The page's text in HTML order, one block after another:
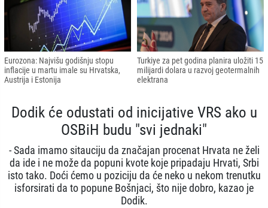
Eurozona: Najvišu godišnju stopu
inflacije u martu imale su Hrvatska,
Austrija i Estonija
Turkiye za pet godina planira uložiti 15
milijardi dolara u razvoj geotermalnih
elektrana
Dodik će odustati od inicijative VRS ako u
OSBiH budu "svi jednaki"
- Sada imamo sitauciju da značajan procenat Hrvata ne želi
da ide i ne može da popuni kvote koje pripadaju Hrvati, Srbi
isto tako. Doći ćemo u poziciju da će neko u nekom trenutku
isforsirati da to popune Bošnjaci, što nije dobro, kazao je
Dodik.